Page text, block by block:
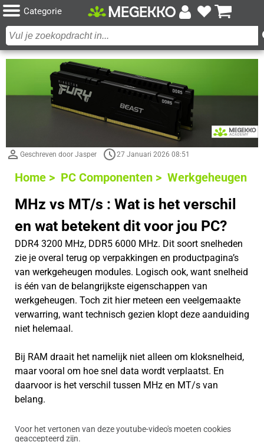
Categorie
Geschreven door Jasper 27 Januari 2026 08:51
Home > PC Componenten > Werkgeheugen
MHz vs MT/s : Wat is het verschil
en wat betekent dit voor jou PC?
DDR4 3200 MHz, DDR5 6000 MHz. Dit soort snelheden
zie je overal terug op verpakkingen en productpagina’s
van werkgeheugen modules. Logisch ook, want snelheid
is één van de belangrijkste eigenschappen van
werkgeheugen. Toch zit hier meteen een veelgemaakte
verwarring, want technisch gezien klopt deze aanduiding
niet helemaal.
Bij RAM draait het namelijk niet alleen om kloksnelheid,
maar vooral om hoe snel data wordt verplaatst. En
daarvoor is het verschil tussen MHz en MT/s van
belang.
Voor het vertonen van deze youtube-video's moeten cookies
geaccepteerd zijn.